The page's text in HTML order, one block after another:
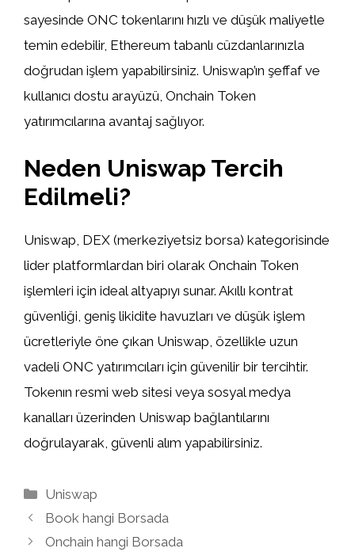
sayesinde ONC tokenlarını hızlı ve düşük maliyetle
temin edebilir, Ethereum tabanlı cüzdanlarınızla
doğrudan işlem yapabilirsiniz. Uniswap’ın şeffaf ve
kullanıcı dostu arayüzü, Onchain Token
yatırımcılarına avantaj sağlıyor.
Neden Uniswap Tercih
Edilmeli?
Uniswap, DEX (merkeziyetsiz borsa) kategorisinde
lider platformlardan biri olarak Onchain Token
işlemleri için ideal altyapıyı sunar. Akıllı kontrat
güvenliği, geniş likidite havuzları ve düşük işlem
ücretleriyle öne çıkan Uniswap, özellikle uzun
vadeli ONC yatırımcıları için güvenilir bir tercihtir.
Tokenın resmi web sitesi veya sosyal medya
kanalları üzerinden Uniswap bağlantılarını
doğrulayarak, güvenli alım yapabilirsiniz.
Kategoriler
Uniswap
Book hangi Borsada
Onchain hangi Borsada